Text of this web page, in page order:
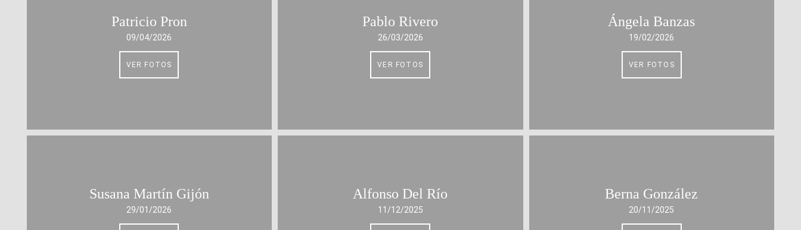
Patricio Pron
09/04/2026
VER FOTOS
Pablo Rivero
26/03/2026
VER FOTOS
Ángela Banzas
19/02/2026
VER FOTOS
Susana Martín Gijón
29/01/2026
Alfonso Del Río
11/12/2025
Berna González
20/11/2025